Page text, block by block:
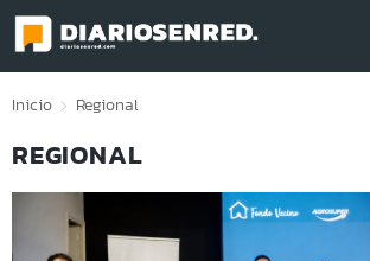
Click acá para ir directamente al contenido
Inicio Regional
REGIONAL